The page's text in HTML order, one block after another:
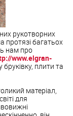
рукотворних
протязі багатьох
нам про
www.elgran-
бруківку, плити та
матеріал,
для